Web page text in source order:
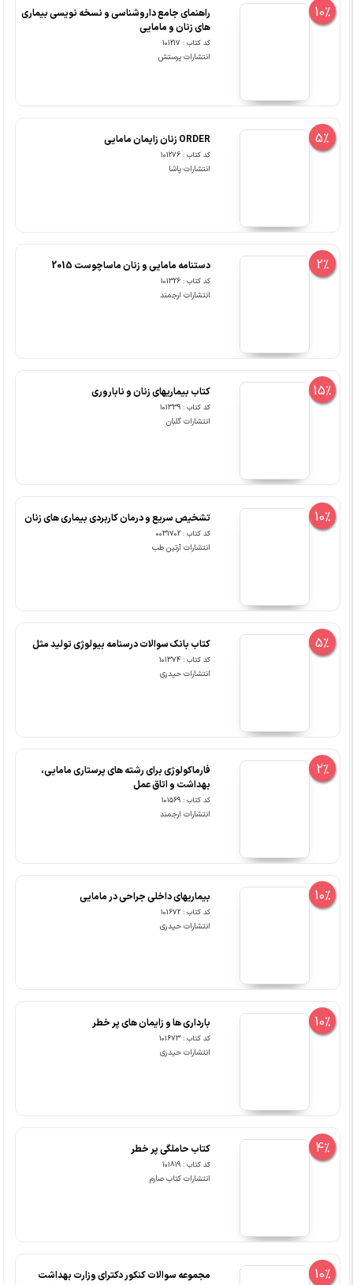
10%
راهنمای جامع داروشناسی و نسخه نویسی بیماری
های زنان و مامایی
کد کتاب : 101217
انتشارات پرستش
5% ORDER زنان زایمان مامایی
کد کتاب : 101276
انتشارات پاشا
2% دستنامه مامایی و زنان ماساچوست 2015
کد کتاب : 101326
انتشارات ارجمند
15% کتاب بیماریهای زنان و ناباروری
کد کتاب : 101339
انتشارات گلبان
10% تشخیص سریع و درمان کاربردی بیماری های زنان
کد کتاب : 0031702
انتشارات آرتین طب
5% کتاب بانک سوالات درسنامه بیولوژی تولید مثل
کد کتاب : 101374
انتشارات حیدری
2%
فارماکولوژی برای رشته های پرستاری مامایی،
بهداشت و اتاق عمل
کد کتاب : 101569
انتشارات ارجمند
10% بیماریهای داخلی جراحی در مامایی
کد کتاب : 101672
انتشارات حیدری
10% بارداری ها و زایمان های پر خطر
کد کتاب : 101673
انتشارات حیدری
4% کتاب حاملگی پر خطر
کد کتاب : 101819
انتشارات کتاب صارم
10%
مجموعه سوالات کنکور دکترای وزارت بهداشت